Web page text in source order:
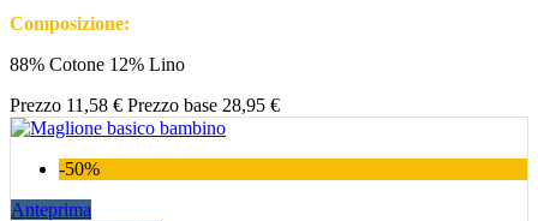
Composizione:
88% Cotone 12% Lino
Prezzo 11,58 € Prezzo base 28,95 €
-50%
Anteprima